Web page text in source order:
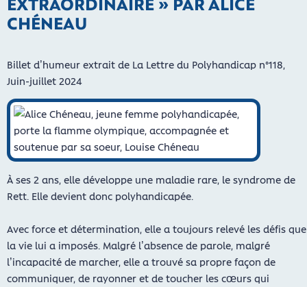
CHÉNEAU
Billet d’humeur extrait de La Lettre du Polyhandicap n°118,
Juin-juillet 2024
À ses 2 ans, elle développe une maladie rare, le syndrome de
Rett. Elle devient donc polyhandicapée.
Avec force et détermination, elle a toujours relevé les défis que
la vie lui a imposés. Malgré l’absence de parole, malgré
l’incapacité de marcher, elle a trouvé sa propre façon de
communiquer, de rayonner et de toucher les cœurs qui